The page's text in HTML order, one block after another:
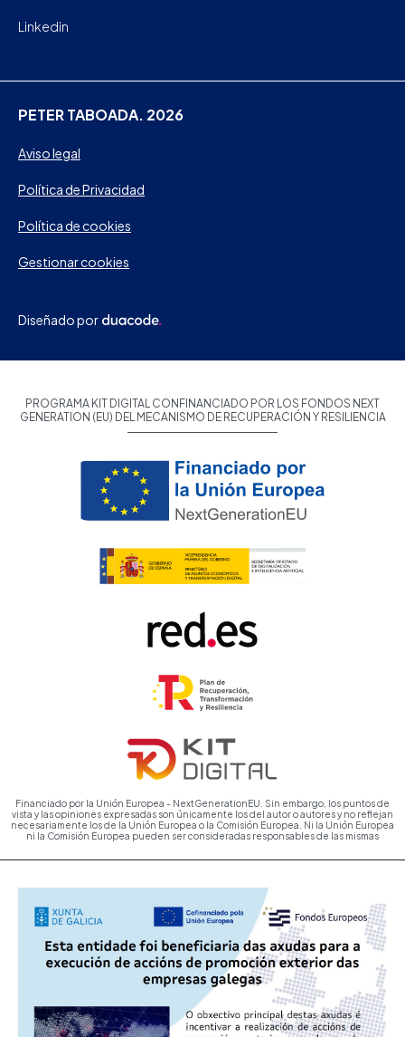
Linkedin
PETER TABOADA. 2026
Aviso legal
Política de Privacidad
Política de cookies
Gestionar cookies
Diseñado por
PROGRAMA KIT DIGITAL CONFINANCIADO POR LOS FONDOS NEXT
GENERATION (EU) DEL MECANISMO DE RECUPERACIÓN Y RESILIENCIA
Financiado por la Unión Europea - NextGenerationEU. Sin embargo, los puntos de
vista y las opiniones expresadas son únicamente los del autor o autores y no reflejan
necesariamente los de la Unión Europea o la Comisión Europea. Ni la Unión Europea
ni la Comisión Europea pueden ser consideradas responsables de las mismas